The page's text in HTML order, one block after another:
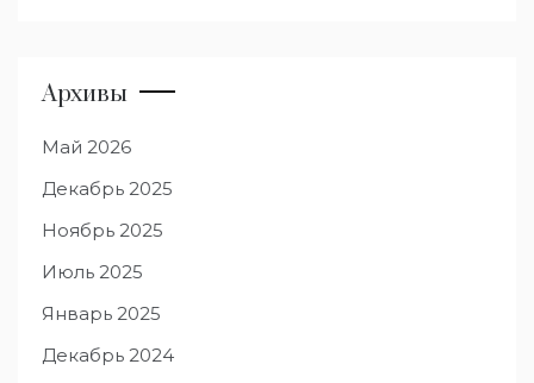
Архивы
Май 2026
Декабрь 2025
Ноябрь 2025
Июль 2025
Январь 2025
Декабрь 2024